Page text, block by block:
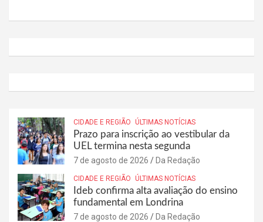
CIDADE E REGIÃO ÚLTIMAS NOTÍCIAS
Prazo para inscrição ao vestibular da
UEL termina nesta segunda
7 de agosto de 2026 Da Redação
CIDADE E REGIÃO ÚLTIMAS NOTÍCIAS
Ideb confirma alta avaliação do ensino
fundamental em Londrina
7 de agosto de 2026 Da Redação